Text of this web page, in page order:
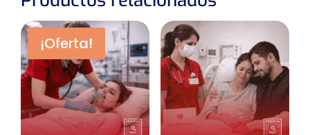
¡Oferta!